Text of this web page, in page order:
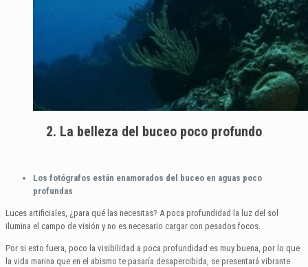
2. La belleza del buceo poco profundo
Los fotógrafos están enamorados del buceo en aguas poco
profundas
Luces artificiales, ¿para qué las necesitas? A poca profundidad la luz del sol
ilumina el campo de visión y no es necesario cargar con pesados focos.
Por si esto fuera, poco la visibilidad a poca profundidad es muy buena, por lo que
la vida marina que en el abismo te pasaría desapercibida, se presentará vibrante